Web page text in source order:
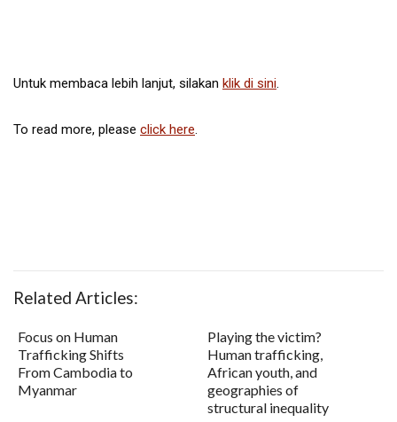
Untuk membaca lebih lanjut, silakan klik di sini
To read more, please click here
Related Articles:
Focus on Human
Trafficking Shifts
From Cambodia to
Myanmar
Playing the victim?
Human trafficking,
African youth, and
geographies of
structural inequality